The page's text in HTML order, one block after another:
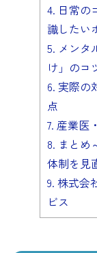
4. 日常の
識したい
5. メンタ
け」のコ
6. 実際の
点
7. 産業医
8. まとめ
体制を見
9. 株式会
ビス